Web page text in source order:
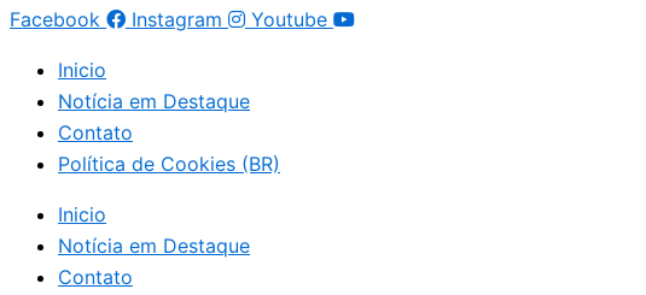
Facebook Instagram Youtube
Inicio
Notícia em Destaque
Contato
Política de Cookies (BR)
Inicio
Notícia em Destaque
Contato